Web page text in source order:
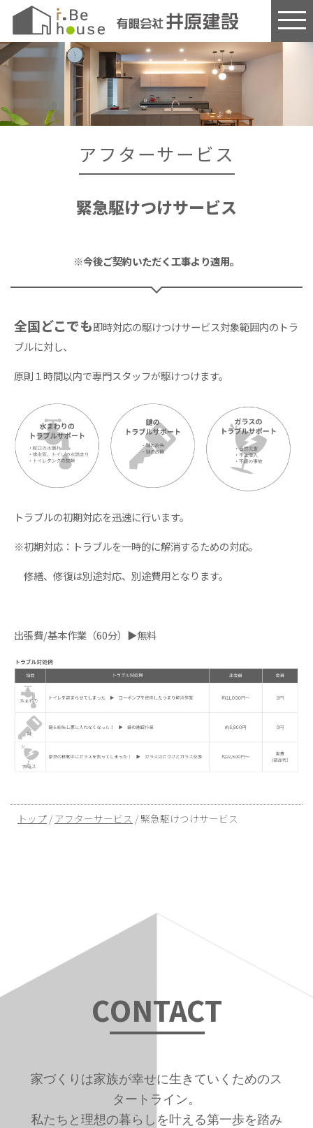
このページの本文へ
アフターサービス
緊急駆けつけサービス
※今後ご契約いただく工事より適用。
全国どこでも即時対応の駆けつけサービス対象範囲内のトラ
ブルに対し、
原則１時間以内で専門スタッフが駆けつけます。
トラブルの初期対応を迅速に行います。
※初期対応：トラブルを一時的に解消するための対応。
修繕、修復は別途対応、別途費用となります。
出張費/基本作業（60分）▶無料
現
トップ / アフターサービス / 緊急駆けつけサービス
CONTACT
家づくりは家族が幸せに生きていくためのス
タートライン。
私たちと理想の暮らしを叶える第一歩を踏み